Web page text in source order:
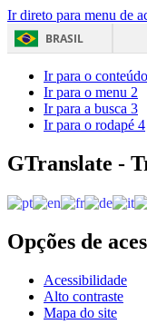
Ir direto para menu de
BRASIL
Ir para o conteúdo
Ir para o menu 2
Ir para a busca 3
Ir para o rodapé 4
GTranslate -
Opções de
Acessibilidade
Alto contraste
Mapa do site